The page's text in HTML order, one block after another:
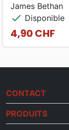
James Bethan
check Disponible
Prix
4,90 CHF
CONTACT
PRODUITS